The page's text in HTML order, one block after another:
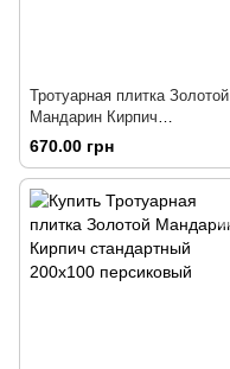
Тротуарная плитка Золотой
Мандарин Кирпич
стандартный 200х100 серый
670.00 грн